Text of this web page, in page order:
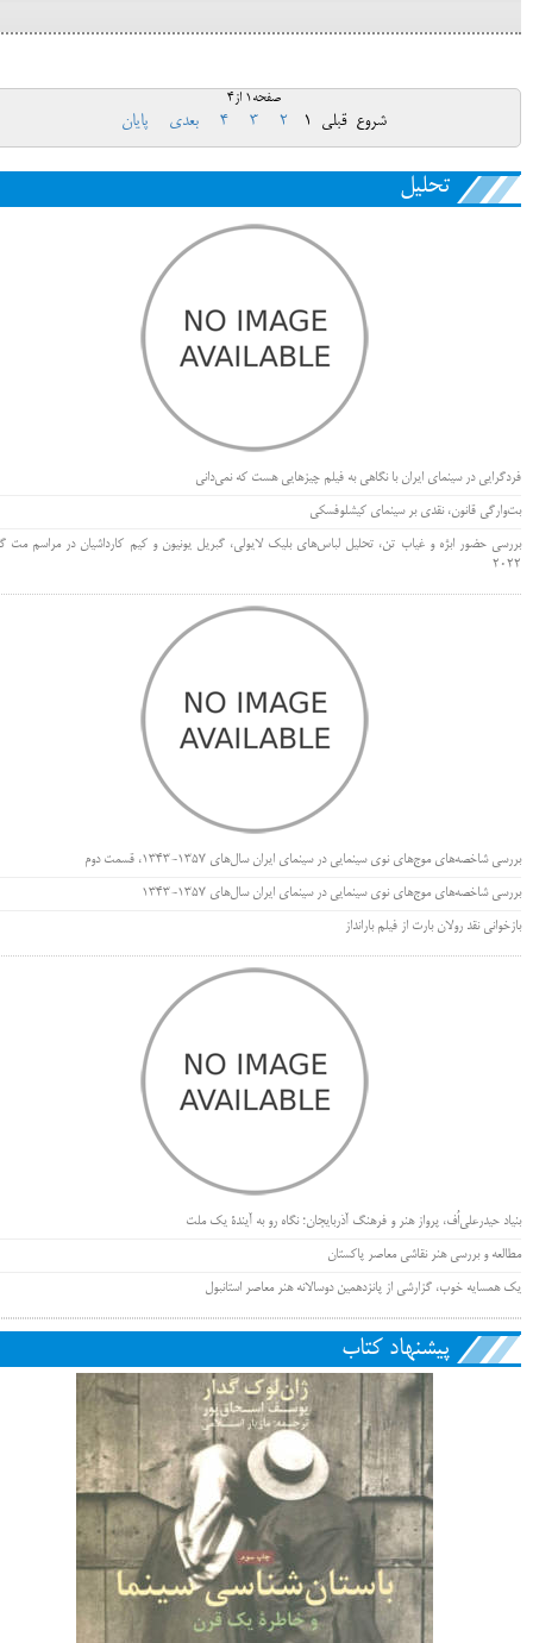
صفحه1 از4
شروع قبلی 1
2
3
4 بعدی پایان
تحلیل
فردگرایی در سینمای ایران با نگاهی به فیلم چیزهایی هست که نمی‌دانی
بت‌وارگی قانون، نقدی بر سینمای کیشلوفسکی
بررسی حضور ابژه و غیاب تن، تحلیل لباس‌های بلیک لایولی، گبریل یونیون و کیم کارداشیان در مراسم مت
۲۰۲۲
بررسی شاخصه‌های موج‌های نوی سینمایی در سینمای ایران سال‌های 1357-1343، قسمت دوم
بررسی شاخصه‌های موج‌های نوی سینمایی در سینمای ایران سال‌های 1357-1343
بازخوانی نقد رولان بارت از فیلم بارانداز
بنیاد حیدرعلی‌اُف، پرواز هنر و فرهنگ آذربایجان؛ نگاه رو به آیندۀ یک ملت
مطالعه و بررسی هنر نقاشی معاصر پاکستان
یک همسایه خوب، گزارشی از پانزدهمین دوسالانه هنر معاصر استانبول
پیشنهاد کتاب